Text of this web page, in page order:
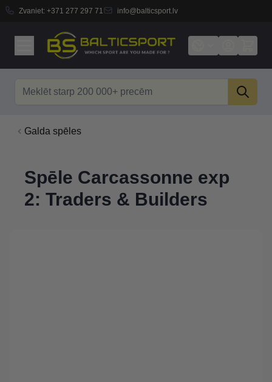
Zvaniet: +371 277 297 71 info@balticsport.lv
Galda spēles
Spēle Carcassonne exp
2: Traders & Builders